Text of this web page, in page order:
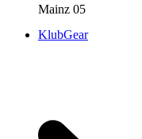
Mainz 05
KlubGear